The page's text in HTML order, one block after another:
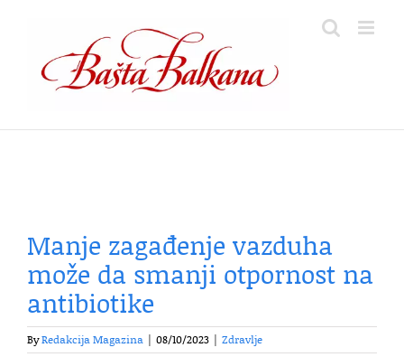
content
Manje zagađenje vazduha
može da smanji otpornost na
antibiotike
ByRedakcija Magazina 08/10/2023 Zdravlje